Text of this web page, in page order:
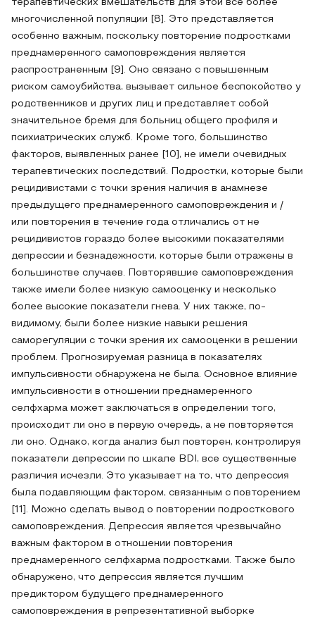
терапевтических вмешательств для этой все более
многочисленной популяции [8]. Это представляется
особенно важным, поскольку повторение подростками
преднамеренного самоповреждения является
распространенным [9]. Оно связано с повышенным
риском самоубийства, вызывает сильное беспокойство у
родственников и других лиц и представляет собой
значительное бремя для больниц общего профиля и
психиатрических служб. Кроме того, большинство
факторов, выявленных ранее [10], не имели очевидных
терапевтических последствий. Подростки, которые были
рецидивистами с точки зрения наличия в анамнезе
предыдущего преднамеренного самоповреждения и /
или повторения в течение года отличались от не
рецидивистов гораздо более высокими показателями
депрессии и безнадежности, которые были отражены в
большинстве случаев. Повторявшие самоповреждения
также имели более низкую самооценку и несколько
более высокие показатели гнева. У них также, по-
видимому, были более низкие навыки решения
саморегуляции с точки зрения их самооценки в решении
проблем. Прогнозируемая разница в показателях
импульсивности обнаружена не была. Основное влияние
импульсивности в отношении преднамеренного
селфхарма может заключаться в определении того,
происходит ли оно в первую очередь, а не повторяется
ли оно. Однако, когда анализ был повторен, контролируя
показатели депрессии по шкале BDI, все существенные
различия исчезли. Это указывает на то, что депрессия
была подавляющим фактором, связанным с повторением
[11]. Можно сделать вывод о повторении подросткового
самоповреждения. Депрессия является чрезвычайно
важным фактором в отношении повторения
преднамеренного селфхарма подростками. Также было
обнаружено, что депрессия является лучшим
предиктором будущего преднамеренного
самоповреждения в репрезентативной выборке